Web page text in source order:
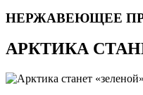
НЕРЖАВЕЮЩЕЕ
АРКТИКА